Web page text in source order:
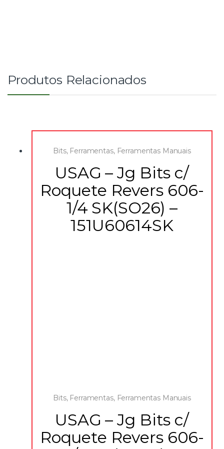
Produtos Relacionados
Bits, Ferramentas, Ferramentas Manuais
USAG – Jg Bits c/
Roquete Revers 606-
1/4 SK(SO26) –
151U60614SK
Bits, Ferramentas, Ferramentas Manuais
USAG – Jg Bits c/
Roquete Revers 606-